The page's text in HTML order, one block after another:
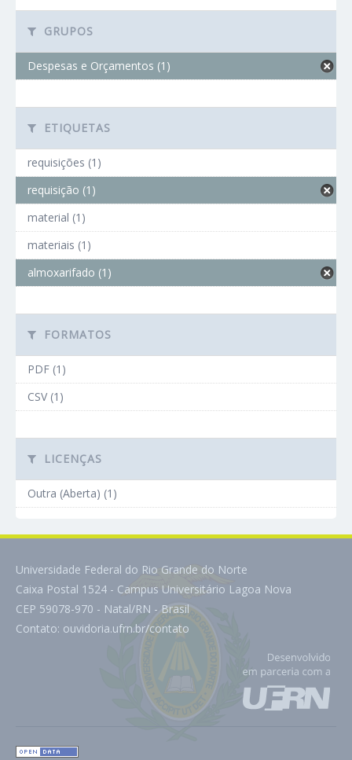
GRUPOS
Despesas e Orçamentos (1)
ETIQUETAS
requisições (1)
requisição (1)
material (1)
materiais (1)
almoxarifado (1)
FORMATOS
PDF (1)
CSV (1)
LICENÇAS
Outra (Aberta) (1)
Universidade Federal do Rio Grande do Norte
Caixa Postal 1524 - Campus Universitário Lagoa Nova
CEP 59078-970 - Natal/RN - Brasil
Contato: ouvidoria.ufrn.br/contato